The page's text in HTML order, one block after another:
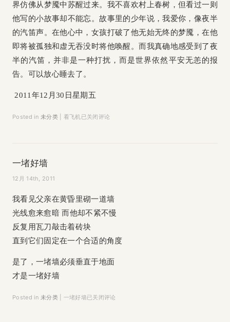
界仿佛从梦魇中苏醒过来。我不喜欢村上春树，但看过一则
他写的小故事却不能忘。故事里的少年说，我爱你，像夜半
的汽笛声。在他心中，女孩打破了他无始无终的梦魇，在他
即将被孤独和虚无吞没时将他唤醒。而我真确地感受到了夜
半的汽笛，并非是一种打扰，而是世界依然平安无恙的报
告。可以放心睡去了。
2011年12月30日星期五
Posted in 未分类| 看飞机已关闭评论
一堵好墙
12月 14th, 2011
我看见父亲在黄昏里砌一道墙
光线愈来愈暗 而他却不紧不慢
反复用瓦刀敲击着砖块
直到它们固定在一个合适的角度
是了，一堵墙必须垂直于地面
才是一堵好墙
Posted in 未分类| 一堵好墙已关闭评论